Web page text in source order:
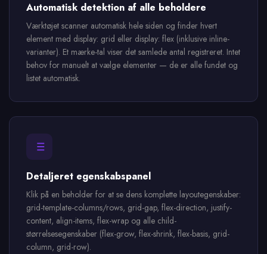
Automatisk detektion af alle beholdere
Værktøjet scanner automatisk hele siden og finder hvert
element med display: grid eller display: flex (inklusive inline-
varianter). Et mærke-tal viser det samlede antal registreret. Intet
behov for manuelt at vælge elementer — de er alle fundet og
listet automatisk.
Detaljeret egenskabspanel
Klik på en beholder for at se dens komplette layoutegenskaber:
grid-template-columns/rows, grid-gap, flex-direction, justify-
content, align-items, flex-wrap og alle child-
størrelsesegenskaber (flex-grow, flex-shrink, flex-basis, grid-
column, grid-row).